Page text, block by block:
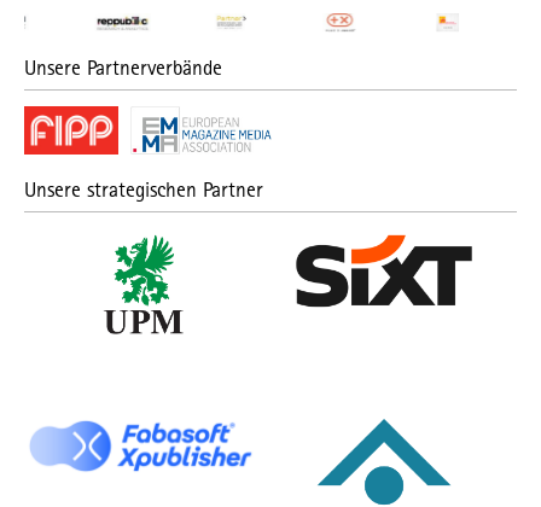
Unsere Partnerverbände
Unsere strategischen Partner